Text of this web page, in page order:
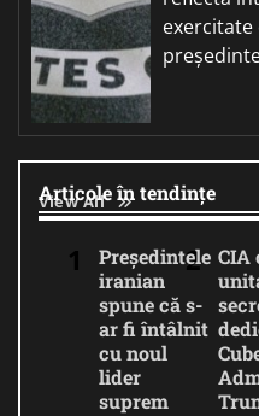
Articole în tendințe
View All
Președintele
iranian
spune că s-
ar fi întâlnit
cu noul
lider
suprem
CIA